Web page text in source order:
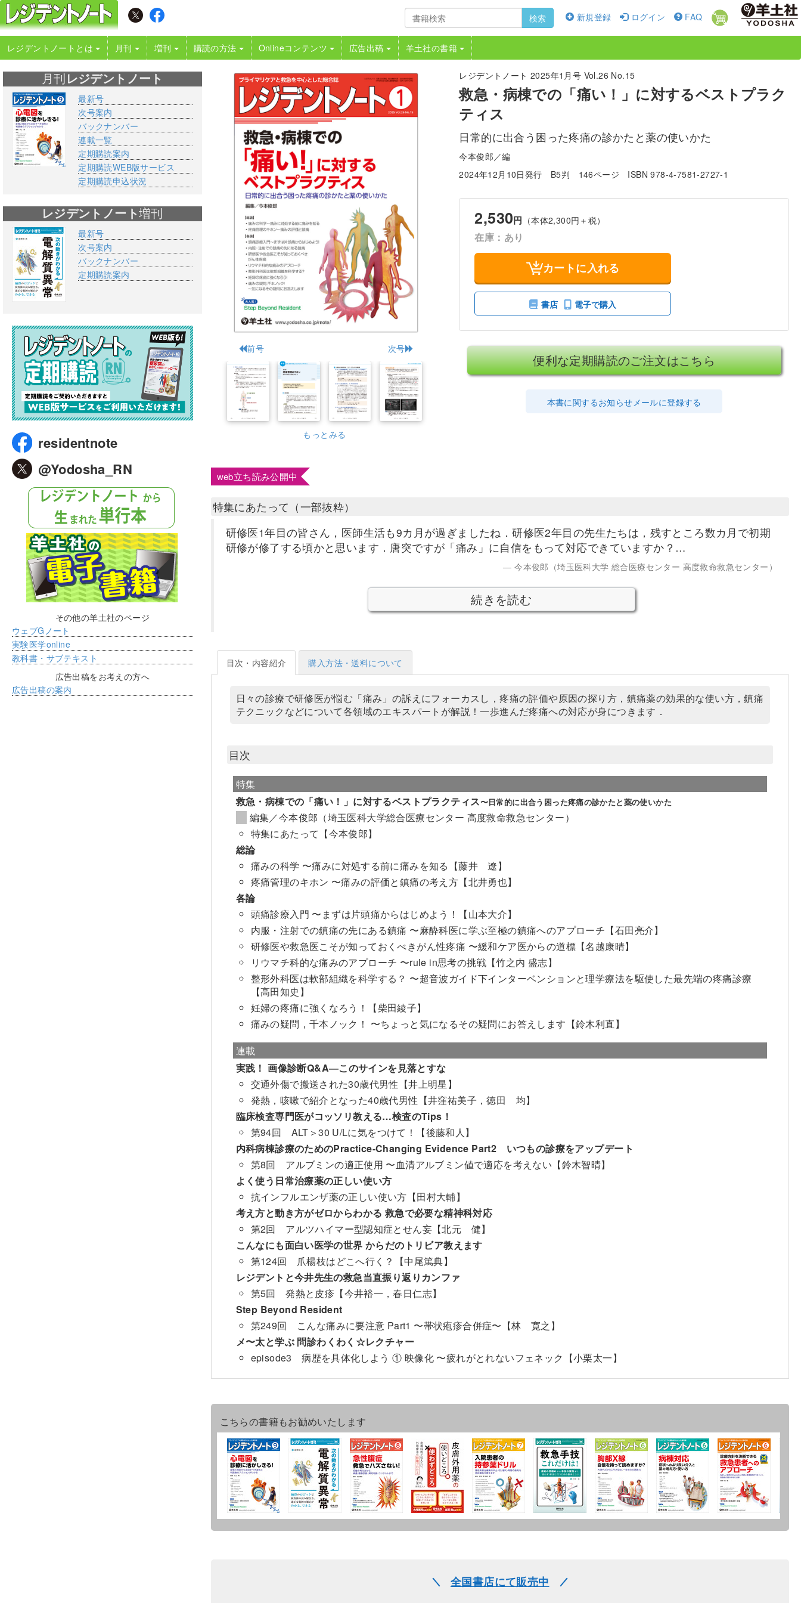
新規登録 ログイン FAQ
検索
レジデントノートとは 月刊 増刊 購読の方法 Onlineコンテンツ 広告出稿 羊土社の書籍
前号 次号
もっとみる
レジデントノート 2025年1月号 Vol.26 No.15
救急・病棟での「痛い！」に対するベストプラク
ティス
日常的に出合う困った疼痛の診かたと薬の使いかた
今本俊郎／編
2024年12月10日発行
B5判 146ページ ISBN 978-4-7581-2727-1
2,530円 （本体2,300円＋税）
在庫：あり
カートに入れる
書店 電子で購入
便利な定期購読のご注文はこちら
本書に関するお知らせメールに登録する
web立ち読み公開中
特集にあたって（一部抜粋）
研修医1年目の皆さん，医師生活も9カ月が過ぎましたね．研修医2年目の先生たちは，残すところ数カ月で初期
研修が修了する頃かと思います．唐突ですが「痛み」に自信をもって対応できていますか？…
今本俊郎（埼玉医科大学 総合医療センター 高度救命救急センター）
続きを読む
目次・内容紹介 購入方法・送料について
日々の診療で研修医が悩む「痛み」の訴えにフォーカスし，疼痛の評価や原因の探り方，鎮痛薬の効果的な使い方，鎮痛
テクニックなどについて各領域のエキスパートが解説！一歩進んだ疼痛への対応が身につきます．
目次
特集
救急・病棟での「痛い！」に対するベストプラクティス〜日常的に出合う困った疼痛の診かたと薬の使いかた
編集／今本俊郎（埼玉医科大学総合医療センター 高度救命救急センター）
特集にあたって【今本俊郎】
総論
痛みの科学 〜痛みに対処する前に痛みを知る【藤井 遼】
疼痛管理のキホン 〜痛みの評価と鎮痛の考え方【北井勇也】
各論
頭痛診療入門 〜まずは片頭痛からはじめよう！【山本大介】
内服・注射での鎮痛の先にある鎮痛 〜麻酔科医に学ぶ至極の鎮痛へのアプローチ【石田亮介】
研修医や救急医こそが知っておくべきがん性疼痛 〜緩和ケア医からの道標【名越康晴】
リウマチ科的な痛みのアプローチ 〜rule in思考の挑戦【竹之内 盛志】
整形外科医は軟部組織を科学する？ 〜超音波ガイド下インターベンションと理学療法を駆使した最先端の疼痛診療
【高田知史】
妊婦の疼痛に強くなろう！【柴田綾子】
痛みの疑問，千本ノック！ 〜ちょっと気になるその疑問にお答えします【鈴木利直】
連載
実践！ 画像診断Q&A―このサインを見落とすな
交通外傷で搬送された30歳代男性【井上明星】
発熱，咳嗽で紹介となった40歳代男性【井窪祐美子，徳田 均】
臨床検査専門医がコッソリ教える…検査のTips！
第94回 ALT＞30 U/Lに気をつけて！【後藤和人】
内科病棟診療のためのPractice-Changing Evidence Part2 いつもの診療をアップデート
第8回 アルブミンの適正使用 〜血清アルブミン値で適応を考えない【鈴木智晴】
よく使う日常治療薬の正しい使い方
抗インフルエンザ薬の正しい使い方【田村大輔】
考え方と動き方がゼロからわかる 救急で必要な精神科対応
第2回 アルツハイマー型認知症とせん妄【北元 健】
こんなにも面白い医学の世界 からだのトリビア教えます
第124回 爪楊枝はどこへ行く？【中尾篤典】
レジデントと今井先生の救急当直振り返りカンファ
第5回 発熱と皮疹【今井裕一，春日仁志】
Step Beyond Resident
第249回 こんな痛みに要注意 Part1 〜帯状疱疹合併症〜【林 寛之】
メ〜太と学ぶ 問診わくわく☆レクチャー
episode3 病歴を具体化しよう ① 映像化 〜疲れがとれないフェネック【小栗太一】
こちらの書籍もお勧めいたします
全国書店にて販売中
月刊 レジデントノート
最新号
次号案内
バックナンバー
連載一覧
定期購読案内
定期購読WEB版サービス
定期購読申込状況
レジデントノート増刊
最新号
次号案内
バックナンバー
定期購読案内
residentnote
@Yodosha_RN
その他の羊土社のページ
ウェブGノート
実験医学online
教科書・サブテキスト
広告出稿をお考えの方へ
広告出稿の案内